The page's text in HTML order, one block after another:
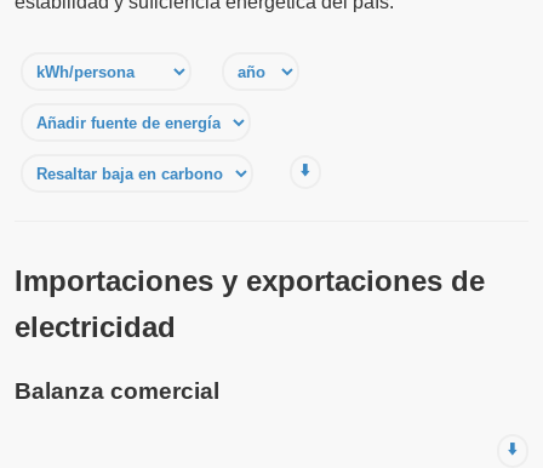
⬇️
Importaciones y exportaciones de
electricidad
Balanza comercial
⬇️